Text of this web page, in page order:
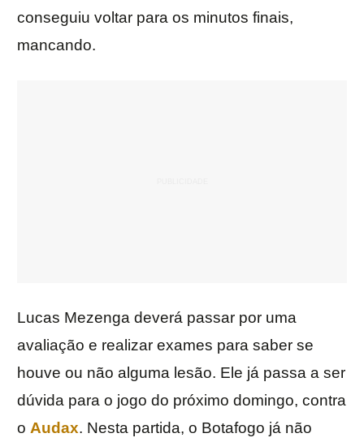
conseguiu voltar para os minutos finais,
mancando.
Lucas Mezenga deverá passar por uma
avaliação e realizar exames para saber se
houve ou não alguma lesão. Ele já passa a ser
dúvida para o jogo do próximo domingo, contra
o Audax. Nesta partida, o Botafogo já não